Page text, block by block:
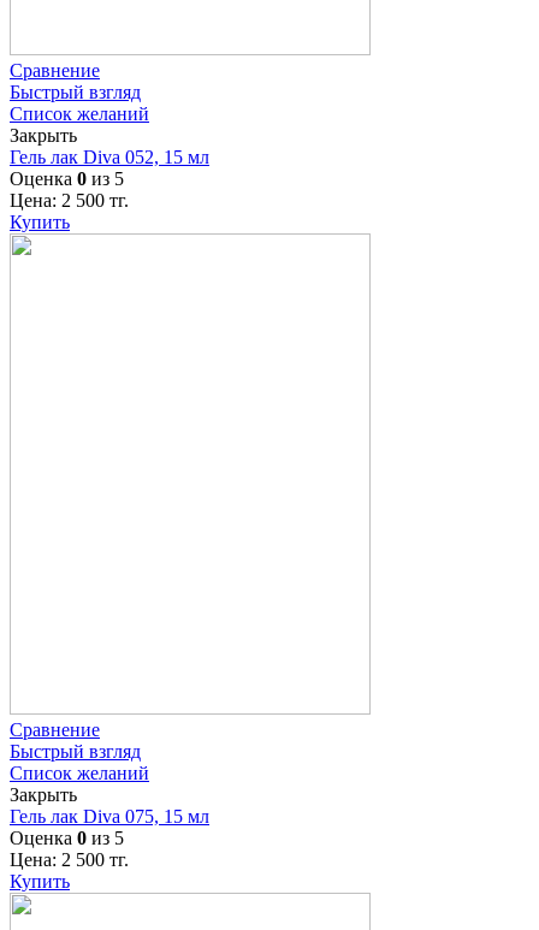
Сравнение
Быстрый взгляд
Список желаний
Закрыть
Гель лак Diva 052, 15 мл
Оценка 0 из 5
Цена: 2 500 тг.
Купить
Сравнение
Быстрый взгляд
Список желаний
Закрыть
Гель лак Diva 075, 15 мл
Оценка 0 из 5
Цена: 2 500 тг.
Купить